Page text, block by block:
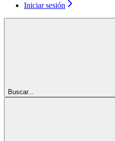
Iniciar sesión
Buscar...